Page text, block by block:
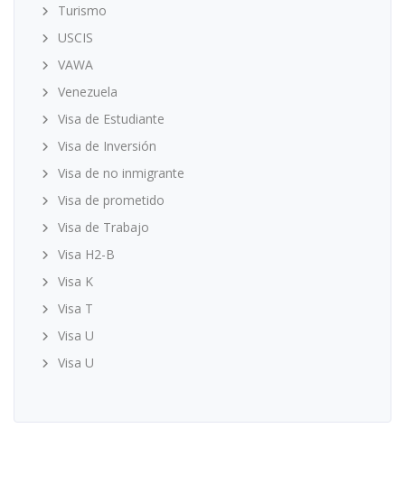
Turismo
USCIS
VAWA
Venezuela
Visa de Estudiante
Visa de Inversión
Visa de no inmigrante
Visa de prometido
Visa de Trabajo
Visa H2-B
Visa K
Visa T
Visa U
Visa U